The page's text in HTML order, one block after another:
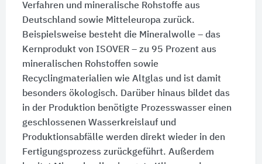
Verfahren und mineralische Rohstoffe aus
Deutschland sowie Mitteleuropa zurück.
Beispielsweise besteht die Mineralwolle – das
Kernprodukt von ISOVER – zu 95 Prozent aus
mineralischen Rohstoffen sowie
Recyclingmaterialien wie Altglas und ist damit
besonders ökologisch. Darüber hinaus bildet das
in der Produktion benötigte Prozesswasser einen
geschlossenen Wasserkreislauf und
Produktionsabfälle werden direkt wieder in den
Fertigungsprozess zurückgeführt. Außerdem